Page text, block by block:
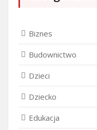
Biznes
Budownictwo
Dzieci
Dziecko
Edukacja